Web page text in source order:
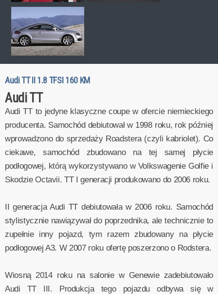
Audi TT II 1.8 TFSI 160 KM
Audi TT
Audi TT to jedyne klasyczne coupe w ofercie niemieckiego
producenta. Samochód debiutował w 1998 roku, rok później
wprowadzono do sprzedaży Roadstera (czyli kabriolet). Co
ciekawe, samochód zbudowano na tej samej płycie
podłogowej, którą wykorzystywano w Volkswagenie Golfie i
Skodzie Octavii. TT I generacji produkowano do 2006 roku.
II generacja Audi TT debiutowała w 2006 roku. Samochód
stylistycznie nawiązywał do poprzednika, ale technicznie to
zupełnie inny pojazd, tym razem zbudowany na płycie
podłogowej A3. W 2007 roku ofertę poszerzono o Rodstera.
Wiosną 2014 roku na salonie w Genewie zadebiutowało
Audi TT III. Produkcja tego pojazdu odbywa się w